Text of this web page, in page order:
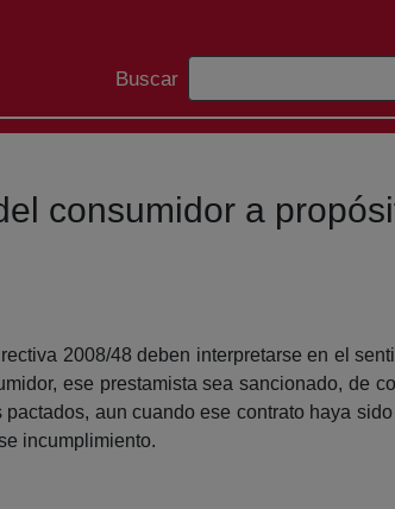
Barra de búsqueda
Buscar
consumidor a
2008/48 deben interpretarse en el
ese prestamista sea sancionado, de
aun cuando ese contrato haya
incumplimiento.